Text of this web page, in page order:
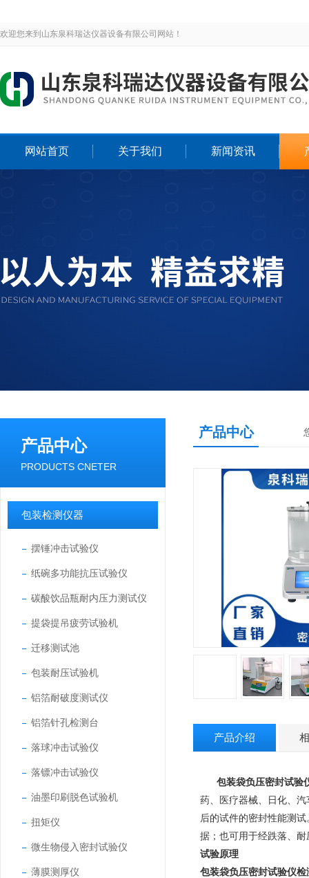
欢迎您来到山东泉科瑞达仪器设备有限公司网站！
网站首页 关于我们 新闻资讯
产品中心
PRODUCTS CNETER
包装检测仪器
摆锤冲击试验仪
纸碗多功能抗压试验仪
碳酸饮品瓶耐内压力测试仪
提袋提吊疲劳试验机
迁移测试池
包装耐压试验机
铝箔耐破度测试仪
铝箔针孔检测台
落球冲击试验仪
落镖冲击试验仪
油墨印刷脱色试验机
扭矩仪
微生物侵入密封试验仪
薄膜测厚仪
产品中心
产品介绍
包装袋负压密封试验
药、医疗器械、日化、
后的试件的密封性能测
据；也可用于经跌落、
试验原理
包装袋负压密封试验仪检